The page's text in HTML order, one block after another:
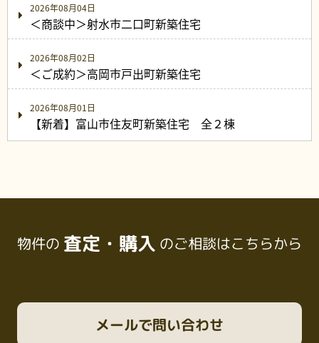
2026年08月04日
＜商談中＞射水市二口町新築住宅
2026年08月02日
＜ご成約＞高岡市戸出町新築住宅
2026年08月01日
【新着】富山市住友町新築住宅 全２棟
物件の 査定・購入 のご相談はこちらから
メールで問い合わせ